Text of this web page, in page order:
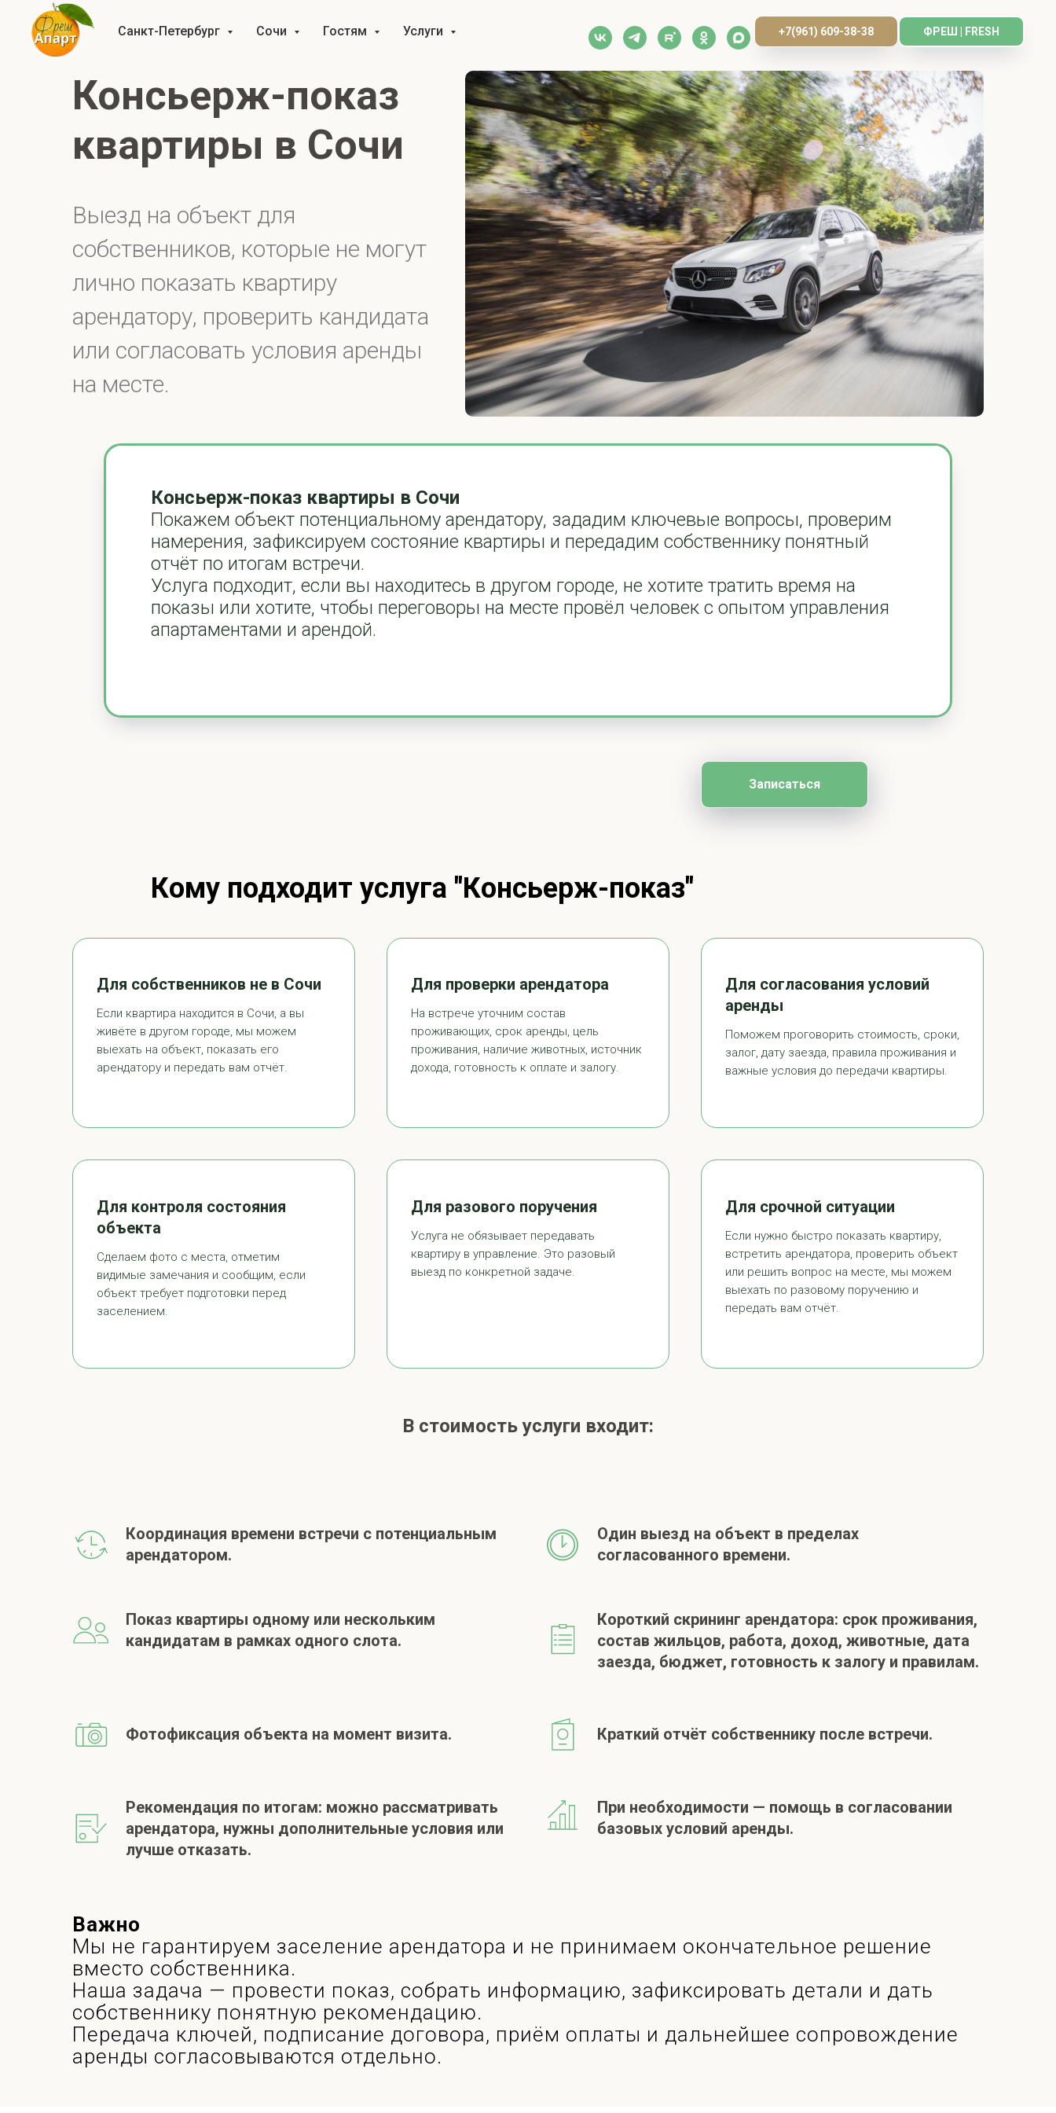
Санкт-Петербург Сочи Гостям Услуги +7(961) 609-38-38 ФРЕШ | FRESH
Консьерж-показ
квартиры в Сочи
Выезд на объект для
собственников, которые не могут
лично показать квартиру
арендатору, проверить кандидата
или согласовать условия аренды
на месте.
Консьерж-показ квартиры в Сочи
Покажем объект потенциальному арендатору, зададим ключевые вопросы, проверим
намерения, зафиксируем состояние квартиры и передадим собственнику понятный
отчёт по итогам встречи.
Услуга подходит, если вы находитесь в другом городе, не хотите тратить время на
показы или хотите, чтобы переговоры на месте провёл человек с опытом управления
апартаментами и арендой.
Записаться
Кому подходит услуга "Консьерж-показ"
Для собственников не в Сочи
Если квартира находится в Сочи, а вы
живёте в другом городе, мы можем
выехать на объект, показать его
арендатору и передать вам отчёт.
Для проверки арендатора
На встрече уточним состав
проживающих, срок аренды, цель
проживания, наличие животных, источник
дохода, готовность к оплате и залогу.
Для согласования условий
аренды
Поможем проговорить стоимость, сроки,
залог, дату заезда, правила проживания и
важные условия до передачи квартиры.
Для контроля состояния
объекта
Сделаем фото с места, отметим
видимые замечания и сообщим, если
объект требует подготовки перед
заселением.
Для разового поручения
Услуга не обязывает передавать
квартиру в управление. Это разовый
выезд по конкретной задаче.
Для срочной ситуации
Если нужно быстро показать квартиру,
встретить арендатора, проверить объект
или решить вопрос на месте, мы можем
выехать по разовому поручению и
передать вам отчёт.
В стоимость услуги входит:
Координация времени встречи с потенциальным
арендатором.
Один выезд на объект в пределах
согласованного времени.
Показ квартиры одному или нескольким
кандидатам в рамках одного слота.
Короткий скрининг арендатора: срок проживания,
состав жильцов, работа, доход, животные, дата
заезда, бюджет, готовность к залогу и правилам.
Фотофиксация объекта на момент визита. Краткий отчёт собственнику после встречи.
Рекомендация по итогам: можно рассматривать
арендатора, нужны дополнительные условия или
лучше отказать.
При необходимости — помощь в согласовании
базовых условий аренды.
Важно
Мы не гарантируем заселение арендатора и не принимаем окончательное решение
вместо собственника.
Наша задача — провести показ, собрать информацию, зафиксировать детали и дать
собственнику понятную рекомендацию.
Передача ключей, подписание договора, приём оплаты и дальнейшее сопровождение
аренды согласовываются отдельно.